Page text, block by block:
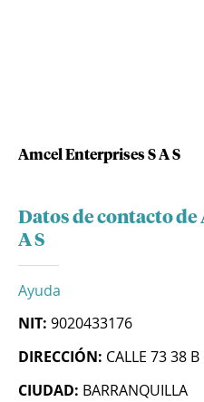
Amcel Enterprises S A S
Datos de contacto
A S
Ayuda
NIT: 9020433176
DIRECCIÓN: CALLE 73 38
CIUDAD: BARRANQUILLA